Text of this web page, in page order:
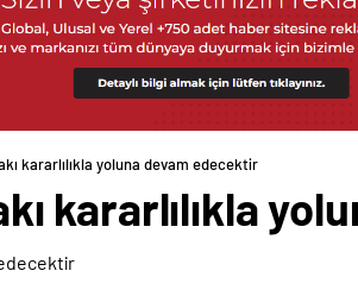
kararlılıkla yoluna devam edecektir
kararlılıkla